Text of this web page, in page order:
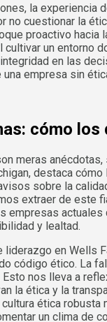
la experiencia
no cuestionar la
proactivo
un entorno
en las
empresa sin
cómo
meras
destaca
sobre la
extraer de este
empresas
y lealtad.
en Wells
código ético. La
nos lleva a
la ética y la
ética
un clima de